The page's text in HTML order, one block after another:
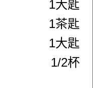
1大匙
1茶匙
1大匙
1/2杯